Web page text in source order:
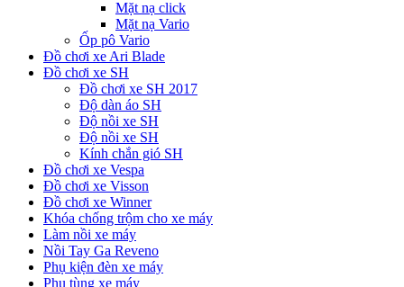
Mặt nạ click
Mặt nạ Vario
Ốp pô Vario
Đồ chơi xe Ari Blade
Đồ chơi xe SH
Đồ chơi xe SH 2017
Độ dàn áo SH
Độ nồi xe SH
Độ nồi xe SH
Kính chắn gió SH
Đồ chơi xe Vespa
Đồ chơi xe Visson
Đồ chơi xe Winner
Khóa chống trộm cho xe máy
Làm nồi xe máy
Nồi Tay Ga Reveno
Phụ kiện đèn xe máy
Phụ tùng xe máy